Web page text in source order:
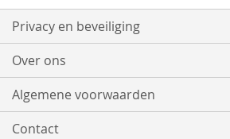
op
onze
nieuwsbrief
Privacy en beveiliging
Over ons
Algemene voorwaarden
Contact